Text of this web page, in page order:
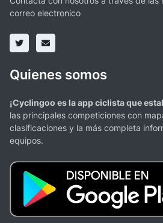
correo electronico
Quienes somos
¡Cyclingoo es la app ciclista que
las principales competiciones con
clasificaciones y la más completa
equipos.